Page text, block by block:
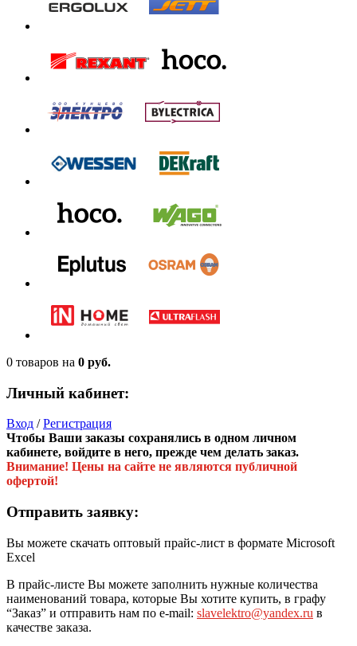
0 товаров на 0 руб.
Личный кабинет:
Вход /Регистрация
Чтобы Ваши заказы сохранялись в одном личном
кабинете, войдите в него, прежде чем делать заказ.
Внимание! Цены на сайте не являются публичной
офертой!
Отправить заявку:
Вы можете скачать оптовый прайс-лист в формате Microsoft
Excel
В прайс-листе Вы можете заполнить нужные количества
наименований товара, которые Вы хотите купить, в графу
“Заказ” и отправить нам по e-mail: slavelektro@yandex.ru в
качестве заказа.